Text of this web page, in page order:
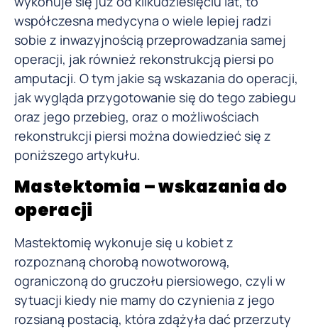
współczesna medycyna o wiele lepiej radzi
sobie z inwazyjnością przeprowadzania samej
operacji, jak również rekonstrukcją piersi po
amputacji. O tym jakie są wskazania do operacji,
jak wygląda przygotowanie się do tego zabiegu
oraz jego przebieg, oraz o możliwościach
rekonstrukcji piersi można dowiedzieć się z
poniższego artykułu.
Mastektomia – wskazania do
operacji
Mastektomię wykonuje się u kobiet z
rozpoznaną chorobą nowotworową,
ograniczoną do gruczołu piersiowego, czyli w
sytuacji kiedy nie mamy do czynienia z jego
rozsianą postacią, która zdążyła dać przerzuty